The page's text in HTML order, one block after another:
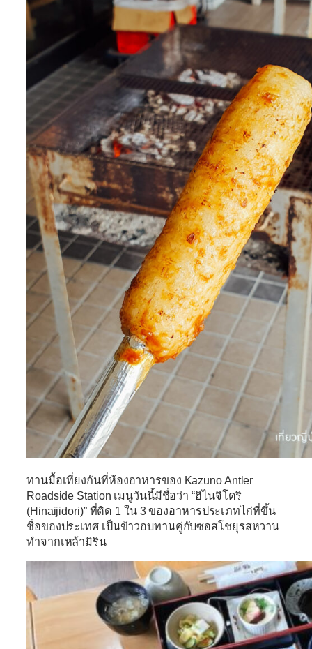
ทานมื้อเที่ยงกันที่ห้องอาหารของ Kazuno Antler
Roadside Station เมนูวันนี้มีชื่อว่า “ฮิไนจิโดริ
(Hinaijidori)”ที่ติด 1 ใน 3 ของอาหารประเภทไก่ที่ขึ้น
ชื่อของประเทศ เป็นข้าวอบทานคู่กับซอสโชยุรสหวาน
ทำจากเหล้ามิริน